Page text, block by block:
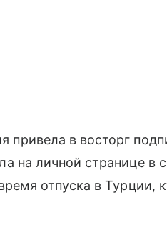
привела в восторг
на личной странице в
отпуска в Турции,